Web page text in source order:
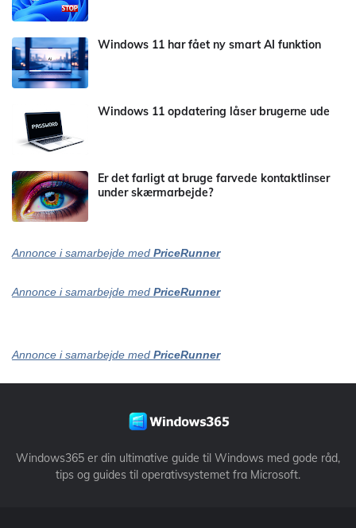
Windows 11 har fået ny smart AI funktion
Windows 11 opdatering låser brugerne ude
Er det farligt at bruge farvede kontaktlinser
under skærmarbejde?
Annonce i samarbejde med PriceRunner
Annonce i samarbejde med PriceRunner
Annonce i samarbejde med PriceRunner
Windows365 er din ultimative guide til Windows med gode råd,
tips og guides til operativsystemet fra Microsoft.